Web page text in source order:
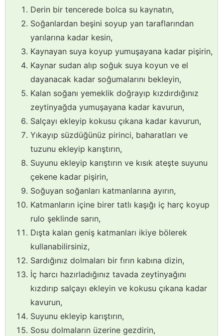
Derin bir tencerede bolca su kaynatın,
Soğanlardan beşini soyup yan taraflarından
yarılarına kadar kesin,
Kaynayan suya koyup yumuşayana kadar pişirin,
Kaynar sudan alıp soğuk suya koyun ve el
dayanacak kadar soğumalarını bekleyin,
Kalan soğanı yemeklik doğrayıp kızdırdığınız
zeytinyağda yumuşayana kadar kavurun,
Salçayı ekleyip kokusu çıkana kadar kavurun,
Yıkayıp süzdüğünüz pirinci, baharatları ve
tuzunu ekleyip karıştırın,
Suyunu ekleyip karıştırın ve kısık ateşte suyunu
çekene kadar pişirin,
Soğuyan soğanları katmanlarına ayırın,
Katmanların içine birer tatlı kaşığı iç harç koyup
rulo şeklinde sarın,
Dışta kalan geniş katmanları ikiye bölerek
kullanabilirsiniz,
Sardığınız dolmaları bir fırın kabına dizin,
İç harcı hazırladığınız tavada zeytinyağını
kızdırıp salçayı ekleyin ve kokusu çıkana kadar
kavurun,
Suyunu ekleyip karıştırın,
Sosu dolmaların üzerine gezdirin,